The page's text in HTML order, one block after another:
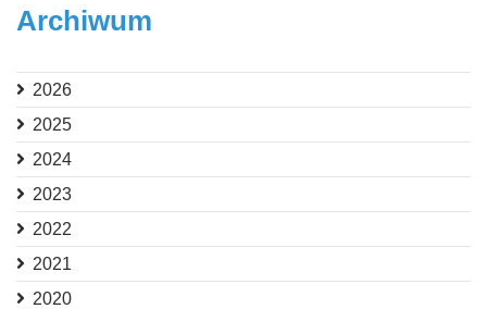
Archiwum
2026
2025
2024
2023
2022
2021
2020